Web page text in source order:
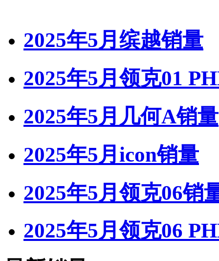
2025年5月缤越销量
2025年5月领克01
2025年5月几何A销量
2025年5月icon销量
2025年5月领克06销
2025年5月领克06